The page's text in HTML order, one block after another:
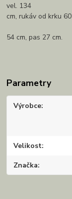
vel. 134 Horní
cm, rukáv od krku
kalhoty:
54 cm, pas 27 cm.
Parametry
Výrobce
Velikost
Značka